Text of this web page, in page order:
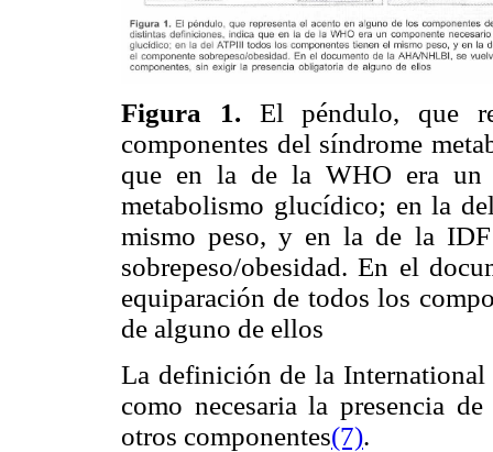
Figura 1. El péndulo, que
componentes del síndrome
que en la de la WHO era un
metabolismo glucídico; en la
mismo peso, y en la de la IDF
sobrepeso/obesidad. En el
equiparación de todos los
de alguno de ellos
La definición de la
como necesaria la presencia
otros componentes(7).